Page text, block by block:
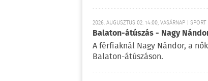
2026. AUGUSZTUS 02. 14:00, VASÁRNAP | SPORT
Balaton-átúszás - Nagy
A férfiaknál Nagy Nándor, a
Balaton-átúszáson.